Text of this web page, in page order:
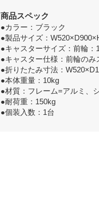
商品スペック
●カラー：ブラック
●製品サイズ：
●キャスターサイズ：前輪：
●キャスター仕様：前輪のみ
●折りたたみ寸法：
●本体重量：10kg
●材質：フレーム=アルミ、
●耐荷重：150kg
●個装入数：1台